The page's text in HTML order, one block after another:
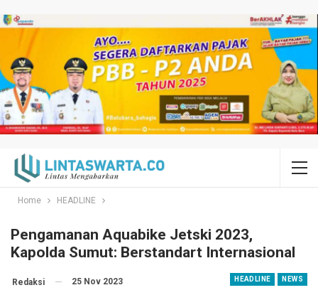
Home HEADLINE
Pengamanan Aquabike Jetski 2023,
Kapolda Sumut: Berstandart Internasional
HEADLINE NEWS
Redaksi 25 Nov 2023